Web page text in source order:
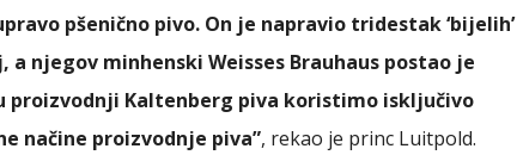
pšenično pivo. On je napravio tridestak ‘bijelih’
a njegov minhenski Weisses Brauhaus postao je
proizvodnji Kaltenberg piva koristimo isključivo
načine proizvodnje piva”, rekao je princ Luitpold.